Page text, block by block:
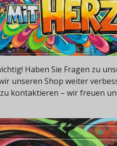
Haben Sie Fragen zu
unseren Shop weiter
kontaktieren – wir freuen